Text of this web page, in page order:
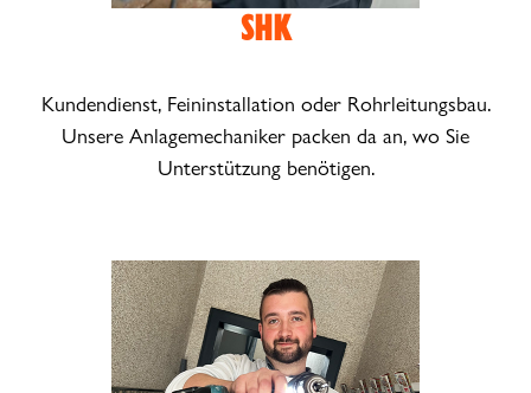
SHK
Kundendienst, Feininstallation oder Rohrleitungsbau.
Unsere Anlagemechaniker packen da an, wo Sie
Unterstützung benötigen.